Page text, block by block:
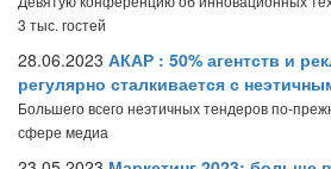
3 тыс. гостей
28.06.2023 АКАР : 50% агентств и
регулярно сталкивается с
Большего всего неэтичных тендеров по-
сфере медиа